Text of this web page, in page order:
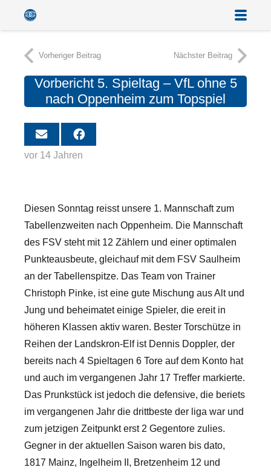
Vorheriger Beitrag Nächster Beitrag
Vorbericht 5. Spieltag – VfL ohne 5
nach Oppenheim zum Topspiel
vor 14 Jahren
Diesen Sonntag reisst unsere 1. Mannschaft zum
Tabellenzweiten nach Oppenheim. Die Mannschaft
des FSV steht mit 12 Zählern und einer optimalen
Punkteausbeute, gleichauf mit dem FSV Saulheim
an der Tabellenspitze. Das Team von Trainer
Christoph Pinke, ist eine gute Mischung aus Alt und
Jung und beheimatet einige Spieler, die ereit in
höheren Klassen aktiv waren. Bester Torschütze in
Reihen der Landskron-Elf ist Dennis Doppler, der
bereits nach 4 Spieltagen 6 Tore auf dem Konto hat
und auch im vergangenen Jahr 17 Treffer markierte.
Das Prunkstück ist jedoch die defensive, die beriets
im vergangenen Jahr die drittbeste der liga war und
zum jetzigen Zeitpunkt erst 2 Gegentore zulies.
Gegner in der aktuellen Saison waren bis dato,
1817 Mainz, Ingelheim II, Bretzenheim 12 und